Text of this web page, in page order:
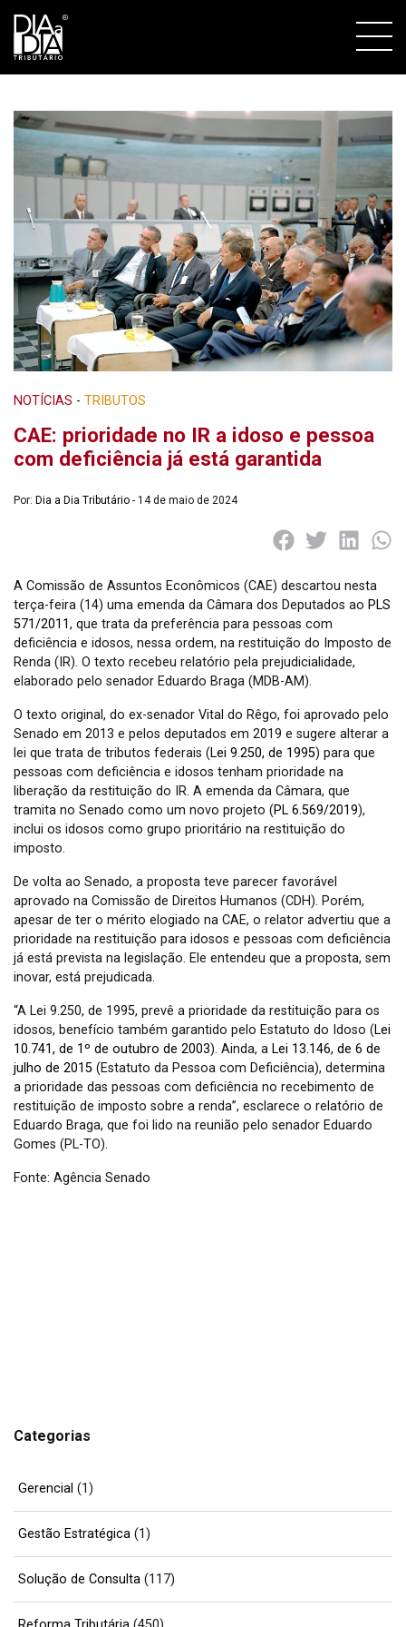
NOTÍCIAS - TRIBUTOS
CAE: prioridade no IR a idoso e pessoa
com deficiência já está garantida
Por: Dia a Dia Tributário - 14 de maio de 2024
A Comissão de Assuntos Econômicos (CAE) descartou nesta
terça-feira (14) uma emenda da Câmara dos Deputados ao PLS
571/2011, que trata da preferência para pessoas com
deficiência e idosos, nessa ordem, na restituição do Imposto de
Renda (IR). O texto recebeu relatório pela prejudicialidade,
elaborado pelo senador Eduardo Braga (MDB-AM).
O texto original, do ex-senador Vital do Rêgo, foi aprovado pelo
Senado em 2013 e pelos deputados em 2019 e sugere alterar a
lei que trata de tributos federais (Lei 9.250, de 1995) para que
pessoas com deficiência e idosos tenham prioridade na
liberação da restituição do IR. A emenda da Câmara, que
tramita no Senado como um novo projeto (PL 6.569/2019),
inclui os idosos como grupo prioritário na restituição do
imposto.
De volta ao Senado, a proposta teve parecer favorável
aprovado na Comissão de Direitos Humanos (CDH). Porém,
apesar de ter o mérito elogiado na CAE, o relator advertiu que a
prioridade na restituição para idosos e pessoas com deficiência
já está prevista na legislação. Ele entendeu que a proposta, sem
inovar, está prejudicada.
“A Lei 9.250, de 1995, prevê a prioridade da restituição para os
idosos, benefício também garantido pelo Estatuto do Idoso (Lei
10.741, de 1º de outubro de 2003). Ainda, a Lei 13.146, de 6 de
julho de 2015 (Estatuto da Pessoa com Deficiência), determina
a prioridade das pessoas com deficiência no recebimento de
restituição de imposto sobre a renda”, esclarece o relatório de
Eduardo Braga, que foi lido na reunião pelo senador Eduardo
Gomes (PL-TO).
Fonte: Agência Senado
Categorias
Gerencial (1)
Gestão Estratégica (1)
Solução de Consulta (117)